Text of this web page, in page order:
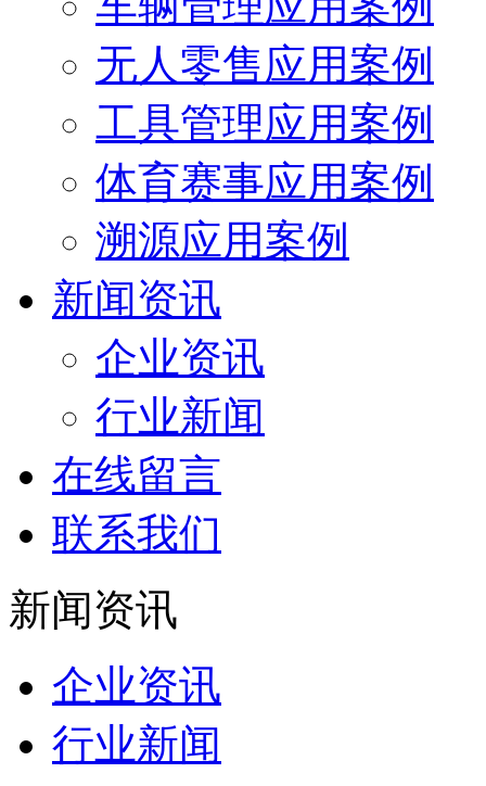
无人零售应用案例
工具管理应用案例
体育赛事应用案例
溯源应用案例
新闻资讯
企业资讯
行业新闻
在线留言
联系我们
新闻资讯
企业资讯
行业新闻